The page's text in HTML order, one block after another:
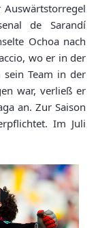
de Sarandí
Ochoa nach
wo er in der
sein Team in der
war, verließ er
an. Zur Saison
Im Juli